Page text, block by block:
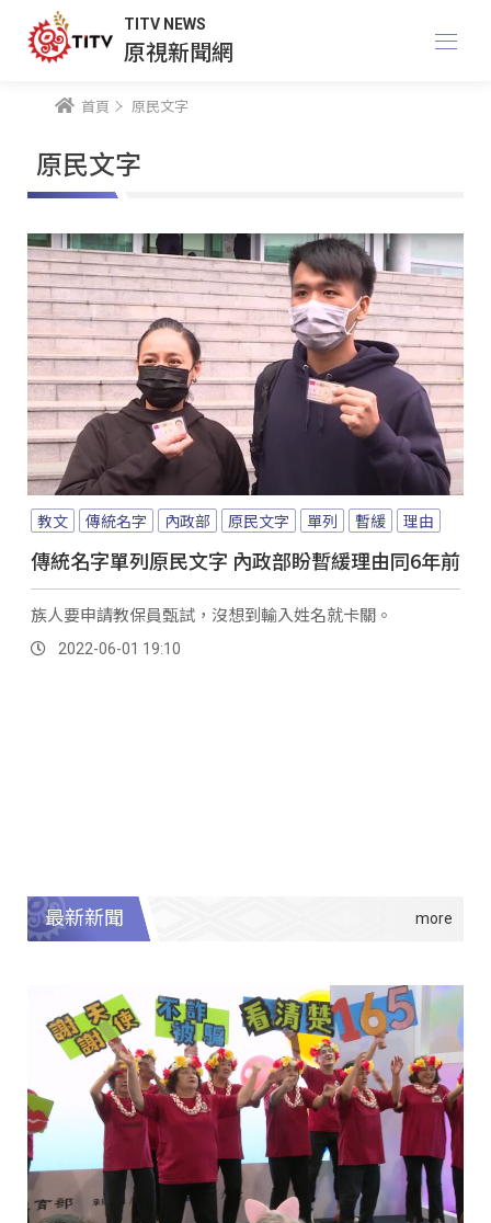
TITV NEWS
原視新聞網
首頁 原民文字
原民文字
教文 傳統名字 內政部 原民文字 單列 暫緩 理由
傳統名字單列原民文字 內政部盼暫緩理由同6年前
族人要申請教保員甄試，沒想到輸入姓名就卡關。
2022-06-01 19:10
最新新聞